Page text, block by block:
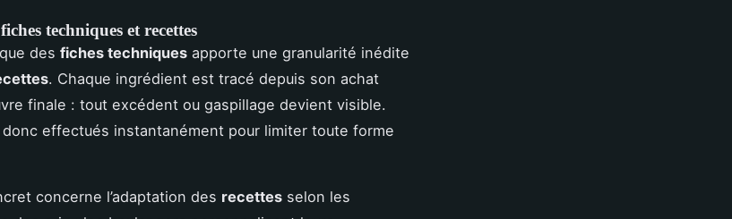
techniques et recettes
des fiches techniques apporte une granularité inédite
. Chaque ingrédient est tracé depuis son achat
finale : tout excédent ou gaspillage devient visible.
effectués instantanément pour limiter toute forme
concerne l’adaptation des recettes selon les